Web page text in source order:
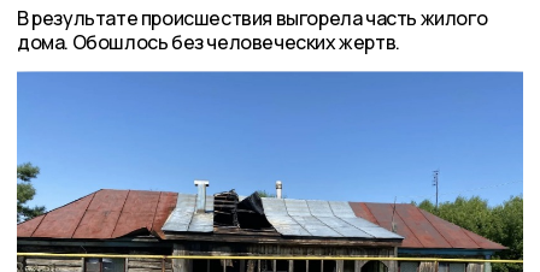
В результате происшествия выгорела часть жилого
дома. Обошлось без человеческих жертв.